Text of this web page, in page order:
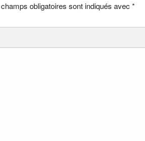
obligatoires sont indiqués avec *